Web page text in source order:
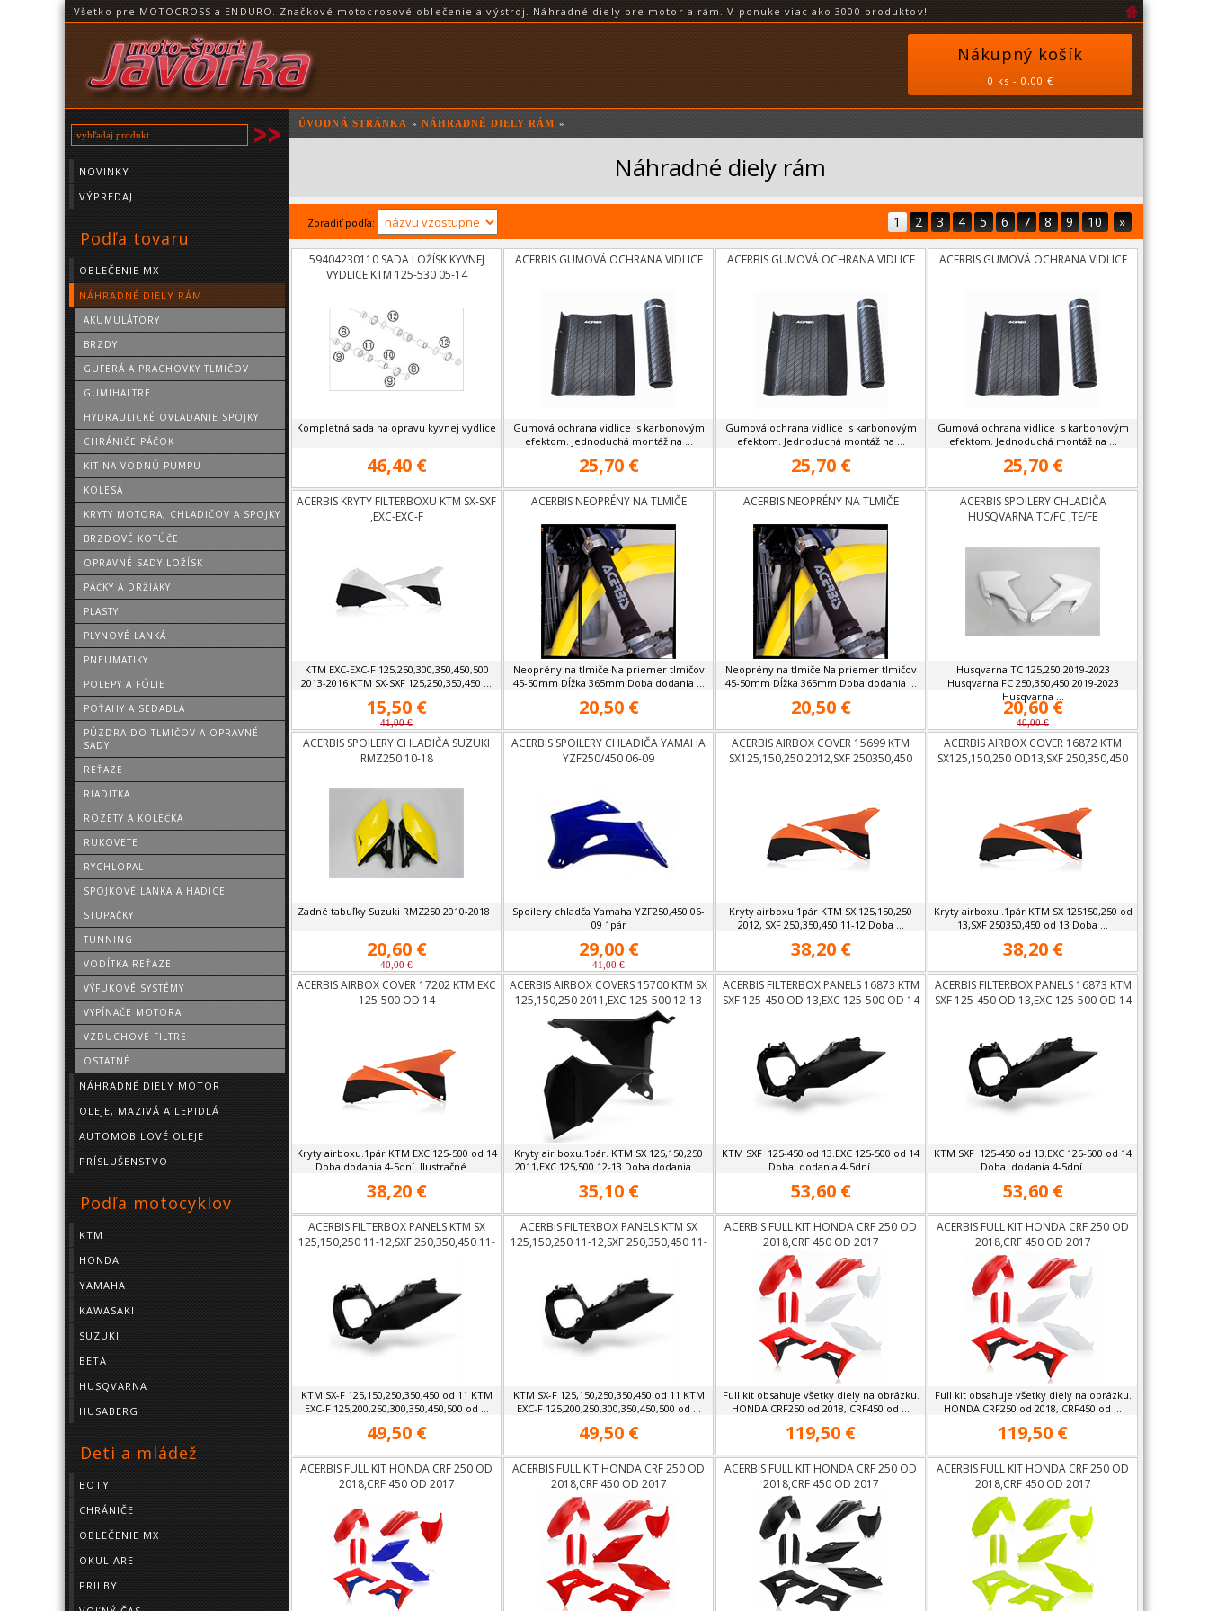
Všetko pre MOTOCROSS a ENDURO. Značkové motocrosové oblečenie a výstroj. Náhradné diely pre motor a rám. V ponuke viac ako 3000 produktov!
Nákupný košík
0 ks - 0,00 €
NOVINKY
VÝPREDAJ
Podľa tovaru
OBLEČENIE MX
NÁHRADNÉ DIELY RÁM
AKUMULÁTORY
BRZDY
GUFERÁ A PRACHOVKY TLMIČOV
GUMIHALTRE
HYDRAULICKÉ OVLADANIE SPOJKY
CHRÁNIČE PÁČOK
KIT NA VODNÚ PUMPU
KOLESÁ
KRYTY MOTORA, CHLADIČOV A SPOJKY
BRZDOVÉ KOTÚČE
OPRAVNÉ SADY LOŽÍSK
PÁČKY A DRŽIAKY
PLASTY
PLYNOVÉ LANKÁ
PNEUMATIKY
POLEPY A FÓLIE
POŤAHY A SEDADLÁ
PÚZDRA DO TLMIČOV A OPRAVNÉ
SADY
REŤAZE
RIADITKA
ROZETY A KOLEČKA
RUKOVETE
RYCHLOPAL
SPOJKOVÉ LANKA A HADICE
STUPAČKY
TUNNING
VODÍTKA REŤAZE
VÝFUKOVÉ SYSTÉMY
VYPÍNAČE MOTORA
VZDUCHOVÉ FILTRE
OSTATNÉ
NÁHRADNÉ DIELY MOTOR
OLEJE, MAZIVÁ A LEPIDLÁ
AUTOMOBILOVÉ OLEJE
PRÍSLUŠENSTVO
Podľa motocyklov
KTM
HONDA
YAMAHA
KAWASAKI
SUZUKI
BETA
HUSQVARNA
HUSABERG
Deti a mládež
BOTY
CHRÁNIČE
OBLEČENIE MX
OKULIARE
PRILBY
ÚVODNÁ STRÁNKA » NÁHRADNÉ DIELY RÁM »
Náhradné diely rám
Zoradiť podľa: 1 2 3 4 5 6 7 8 9 10 »
59404230110 SADA LOŽÍSK KYVNEJ
VYDLICE KTM 125-530 05-14
Kompletná sada na opravu kyvnej vydlice
46,40 €
ACERBIS GUMOVÁ OCHRANA VIDLICE
Gumová ochrana vidlice s karbonovým
efektom. Jednoduchá montáž na ...
25,70 €
ACERBIS GUMOVÁ OCHRANA VIDLICE
Gumová ochrana vidlice s karbonovým
efektom. Jednoduchá montáž na ...
25,70 €
ACERBIS GUMOVÁ OCHRANA VIDLICE
Gumová ochrana vidlice s karbonovým
efektom. Jednoduchá montáž na ...
25,70 €
ACERBIS KRYTY FILTERBOXU KTM SX-SXF
,EXC-EXC-F
KTM EXC-EXC-F 125,250,300,350,450,500
2013-2016 KTM SX-SXF 125,250,350,450 ...
15,50 €
41,00 €
ACERBIS NEOPRÉNY NA TLMIČE
Neoprény na tlmiče Na priemer tlmičov
45-50mm Dĺžka 365mm Doba dodania ...
20,50 €
ACERBIS NEOPRÉNY NA TLMIČE
Neoprény na tlmiče Na priemer tlmičov
45-50mm Dĺžka 365mm Doba dodania ...
20,50 €
ACERBIS SPOILERY CHLADIČA
HUSQVARNA TC/FC ,TE/FE
Husqvarna TC 125,250 2019-2023
Husqvarna FC 250,350,450 2019-2023
Husqvarna ...
20,60 €
40,00 €
ACERBIS SPOILERY CHLADIČA SUZUKI
RMZ250 10-18
Zadné tabuľky Suzuki RMZ250 2010-2018
20,60 €
40,00 €
ACERBIS SPOILERY CHLADIČA YAMAHA
YZF250/450 06-09
Spoilery chladča Yamaha YZF250,450 06-
09 1pár
29,00 €
41,00 €
ACERBIS AIRBOX COVER 15699 KTM
SX125,150,250 2012,SXF 250350,450
Kryty airboxu.1pár KTM SX 125,150,250
2012, SXF 250,350,450 11-12 Doba ...
38,20 €
ACERBIS AIRBOX COVER 16872 KTM
SX125,150,250 OD13,SXF 250,350,450
Kryty airboxu .1pár KTM SX 125150,250 od
13,SXF 250350,450 od 13 Doba ...
38,20 €
ACERBIS AIRBOX COVER 17202 KTM EXC
125-500 OD 14
Kryty airboxu.1pár KTM EXC 125-500 od 14
Doba dodania 4-5dní. Ilustračné ...
38,20 €
ACERBIS AIRBOX COVERS 15700 KTM SX
125,150,250 2011,EXC 125-500 12-13
Kryty air boxu.1pár. KTM SX 125,150,250
2011,EXC 125,500 12-13 Doba dodania ...
35,10 €
ACERBIS FILTERBOX PANELS 16873 KTM
SXF 125-450 OD 13,EXC 125-500 OD 14
KTM SXF 125-450 od 13.EXC 125-500 od 14
Doba dodania 4-5dní.
53,60 €
ACERBIS FILTERBOX PANELS 16873 KTM
SXF 125-450 OD 13,EXC 125-500 OD 14
KTM SXF 125-450 od 13.EXC 125-500 od 14
Doba dodania 4-5dní.
53,60 €
ACERBIS FILTERBOX PANELS KTM SX
125,150,250 11-12,SXF 250,350,450 11-
KTM SX-F 125,150,250,350,450 od 11 KTM
EXC-F 125,200,250,300,350,450,500 od ...
49,50 €
ACERBIS FILTERBOX PANELS KTM SX
125,150,250 11-12,SXF 250,350,450 11-
KTM SX-F 125,150,250,350,450 od 11 KTM
EXC-F 125,200,250,300,350,450,500 od ...
49,50 €
ACERBIS FULL KIT HONDA CRF 250 OD
2018,CRF 450 OD 2017
Full kit obsahuje všetky diely na obrázku.
HONDA CRF250 od 2018, CRF450 od ...
119,50 €
ACERBIS FULL KIT HONDA CRF 250 OD
2018,CRF 450 OD 2017
Full kit obsahuje všetky diely na obrázku.
HONDA CRF250 od 2018, CRF450 od ...
119,50 €
ACERBIS FULL KIT HONDA CRF 250 OD
2018,CRF 450 OD 2017
ACERBIS FULL KIT HONDA CRF 250 OD
2018,CRF 450 OD 2017
ACERBIS FULL KIT HONDA CRF 250 OD
2018,CRF 450 OD 2017
ACERBIS FULL KIT HONDA CRF 250 OD
2018,CRF 450 OD 2017